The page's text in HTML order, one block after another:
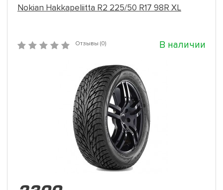
Nokian Hakkapeliitta R2 225/50 R17 98R XL
Отзывы (0) В наличии